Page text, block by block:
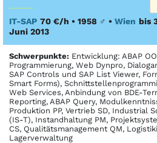
IT-SAP 70 €/h • 1958 ♂ • Wien bis
Juni 2013
Schwerpunkte: Entwicklung: ABAP
Programmierung, Web Dynpro,
SAP Controls und SAP List Viewer,
Smart Forms),
Web Services, Anbindung von BDE-
Reporting, ABAP Query,
Produktion PP, Vertrieb SD, Industrial
(IS-T), Instandhaltung PM,
CS, Qualitätsmanagement QM,
Lagerverwaltung